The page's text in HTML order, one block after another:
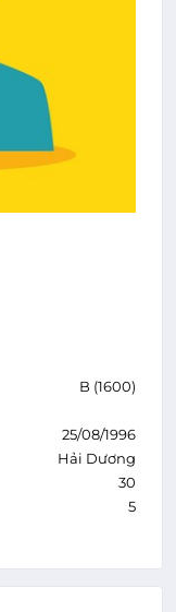
B (1600)
25/08/1996
Hải Dương
30
5